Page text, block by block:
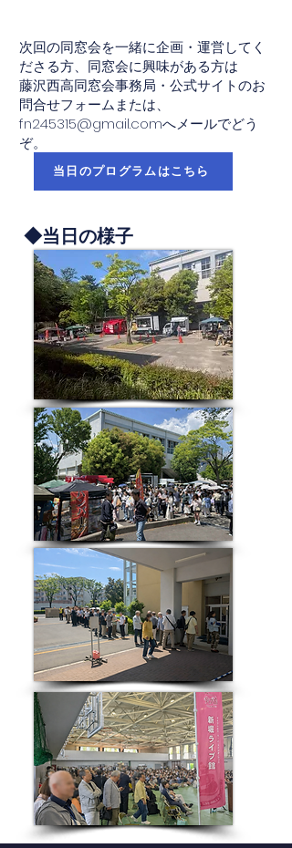
次回の同窓会を一緒に企画・運営してく
ださる方、同窓会に興味がある方は
藤沢西高同窓会事務局・公式サイトのお
問合せフォームまたは、
fn245315@gmail.comへメールでどう
ぞ。
当日のプログラムはこちら
◆当日の様子